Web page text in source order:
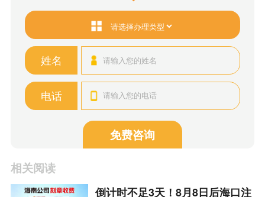
姓名
电话
免费咨询
相关阅读
倒计时不足3天！8月8日后海口注